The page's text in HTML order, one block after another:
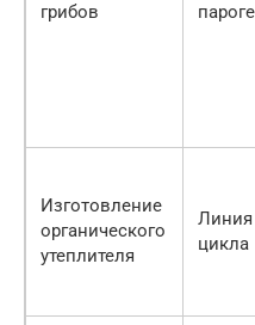
грибов
Изготовление
органического
утеплителя
Линия
цикла